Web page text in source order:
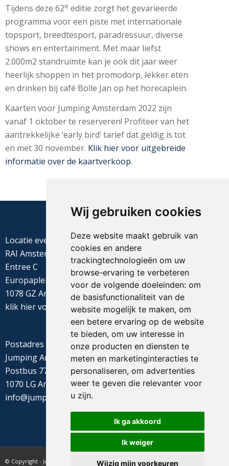
Wij gebruiken cookies
Deze website maakt gebruik van
cookies en andere
trackingtechnologieën om uw
browse-ervaring te verbeteren
voor de volgende doeleinden: om
de basisfunctionaliteit van de
website mogelijk te maken, om
een betere ervaring op de website
te bieden, om uw interesse in
onze producten en diensten te
meten en marketinginteracties te
personaliseren, om advertenties
weer te geven die relevanter voor
u zijn.
Ik ga akkoord
Ik weiger
Wijzig mijn voorkeuren
Tijdens deze 62e editie zorgt het gevarieerde
programma voor een piste met internationale
topsport, breedtesport, paradressuur, diverse
shows en entertainment. Met maar liefst
2.000m2 standruimte kan je ook dit jaar weer
heerlijk shoppen in het promodorp, lekker eten
en drinken bij café Bolle Jan op het horecaplein.
Kaarten voor Jumping Amsterdam 2022 zijn
vanaf 1 oktober te reserveren! Profiteer van het
aantrekkelijke ‘early bird’ tarief dat geldig is tot
en met 30 november. Klik hier voor uitgebreide
informatie over de kaartverkoop.
Locatie evenement
RAI Amsterdam
Entree C
Europaplein 22
1078 GZ Amsterdam
klik hiervoor de routebeschrijving
Postadres
Jumping Amsterdam
Postbus 77655
1070 LG Amsterdam
info@jumpingamsterdam.nl
© Copyright - Jumping Amsterdam - website realisatie CyberNed